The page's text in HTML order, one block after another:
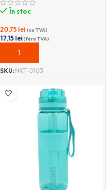
În stoc
20,75 lei (cu TVA)
17,15 lei(fara TVA)
ADAUGĂ ÎN COȘ
SKU:NKT-0103